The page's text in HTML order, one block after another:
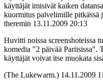
käyttäjät imisivät kaiken
kuormitus palvelimille pitkässä
theremin 13.11.2009 20:13
Huvitti noissa screenshoteissa
komedia "2 päivää Pariisissa".
käyttäjät voivat itse muokata
(The Lukewarm.) 14.11.2009